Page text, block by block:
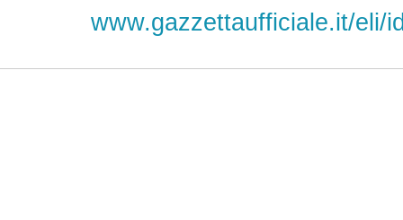
www.gazzettaufficiale.it/eli/